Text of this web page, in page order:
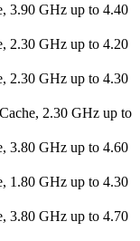
3.90 GHz up to 4.40
2.30 GHz up to 4.20
2.30 GHz up to 4.30
2.30 GHz up to
3.80 GHz up to 4.60
1.80 GHz up to 4.30
3.80 GHz up to 4.70